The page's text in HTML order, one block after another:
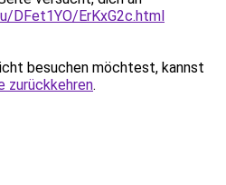
DFet1YO/ErKxG2c.html
besuchen möchtest, kannst
zurückkehren.